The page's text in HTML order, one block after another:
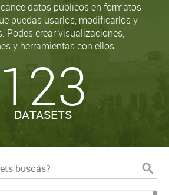
datos públicos en formatos
puedas usarlos, modificarlos y
Podes crear visualizaciones,
y herramientas con ellos.
123
DATASETS